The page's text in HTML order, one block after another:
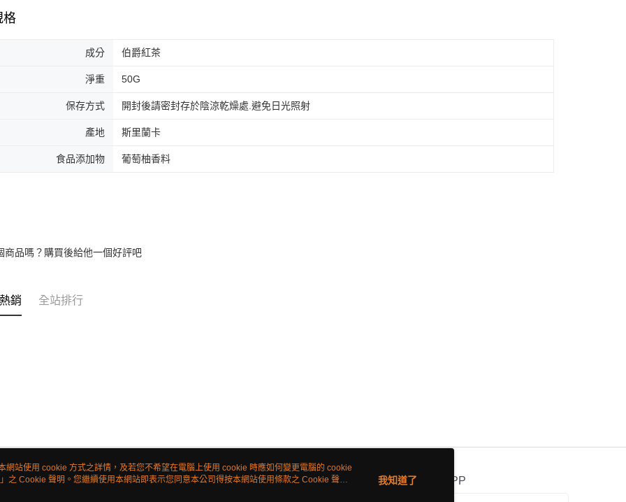
格
成分 伯爵紅茶
淨重 50G
保存方式 開封後請密封存於陰涼乾燥處.避免日光照射
產地 斯里蘭卡
食品添加物 葡萄柚香料
商品嗎？購買後給他一個好評吧
銷 全站排行
關於我們 客服資訊 官方APP
網站使用 cookie 方式之詳情，及若您不希望在電腦上使用 cookie 時應如何變更電腦的 cookie
」之 Cookie 聲明。您繼續使用本網站即表示您同意本公司得按本網站使用條款之 Cookie 聲明
我知道了